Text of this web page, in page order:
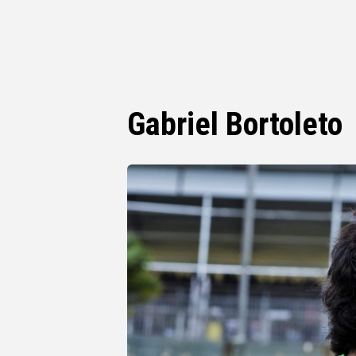
Gabriel Bortoleto